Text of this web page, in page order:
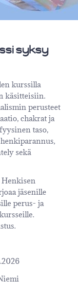
syksy
kurssilla
käsitteisiin.
perusteet
chakrat ja
taso,
sekä
Henkisen
jäsenille
perus- ja